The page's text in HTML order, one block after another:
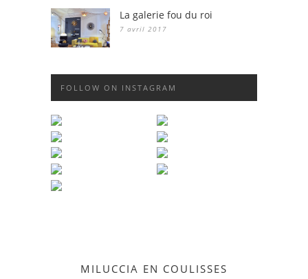
La galerie fou du roi
7 avril 2017
FOLLOW ON INSTAGRAM
MILUCCIA EN COULISSES